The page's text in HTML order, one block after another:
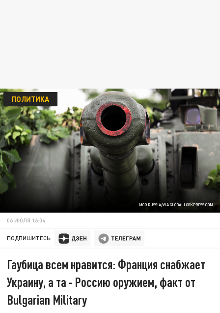
MOD RUSSIA/VIA GLOBALLOOKPRESS.COM
ПОЛИТИКА
06 ИЮЛЯ 16:04
ПОДПИШИТЕСЬ:
Гаубица всем нравится: Франция снабжает
Украину, а та - Россию оружием, факт от
Bulgarian Military